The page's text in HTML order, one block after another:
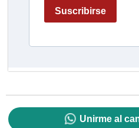
Unirme al